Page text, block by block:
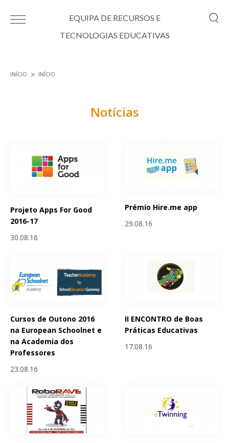
EQUIPA DE RECURSOS E
TECNOLOGIAS EDUCATIVAS
INÍCIO INÍCIO
Notícias
Projeto Apps For Good
2016-17
30.08.16
Prémio Hire.me app
29.08.16
Cursos de Outono 2016
na European Schoolnet e
na Academia dos
Professores
23.08.16
II ENCONTRO de Boas
Práticas Educativas
17.08.16
Páginas